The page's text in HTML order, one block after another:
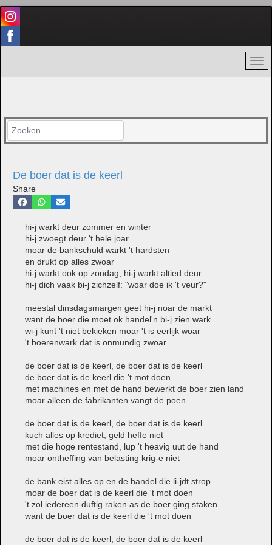
Zoeken
De boer dat is de keerl
Share
hi-j warkt deur zommer en winter
hi-j zwoegt deur 't hele joar
moar de bankschuld warkt 't hardsten
en drukt op alles zwoar
hi-j warkt ook op zondag, hi-j warkt altied deur
hi-j dich vaak bi-j zichzelf: "woar doe ik 't veur?"
meestal dinsdagsmargen geet hi-j noar de markt
want de boer die moet ok handel'n bi-j zien wark
wi-j kunt 't niet bekieken moar 't is eerlijk woar
't boerenwark dat is onmundig zwoar
de boer dat is de keerl, de boer dat is de keerl
de boer dat is de keerl die 't mot doen
met machines en met de hand bewerkt de boer zien land
moar alleen de fabrikanten vangt de poen
de boer dat is de keerl, de boer dat is de keerl
kuch alles op krediet, geld heffe niet
met die hoge rentestand, lup 't heavig uut de hand
moar ontheffing van belasting krig-e niet
de bank eist alles op en de handel die li-jdt strop
moar de boer dat is de keerl die 't mot doen
't zol iedereen duftig raken as de boer ging staken
want de boer dat is de keerl die 't mot doen
de boer dat is de keerl, de boer dat is de keerl